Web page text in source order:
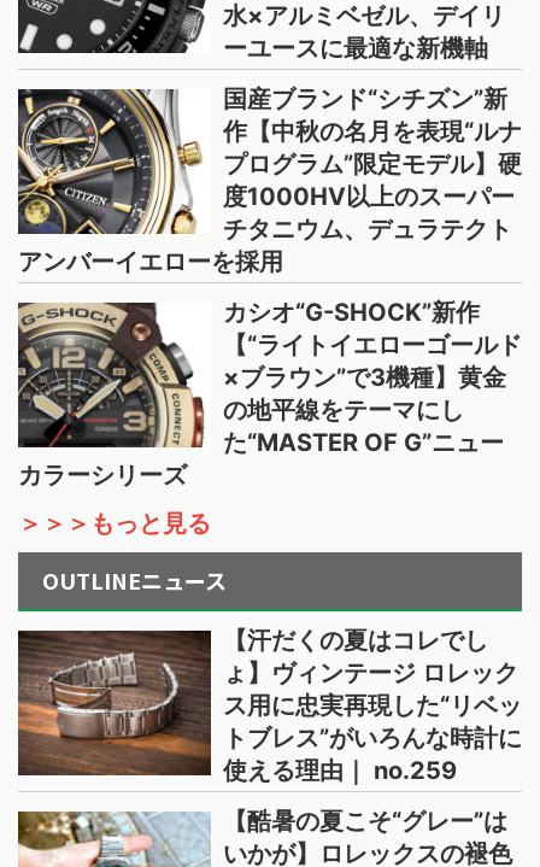
水×アルミベゼル、デイリ
ーユースに最適な新機軸
国産ブランド“シチズン”新
作【中秋の名月を表現“ルナ
プログラム”限定モデル】硬
度1000HV以上のスーパー
チタニウム、デュラテクト
アンバーイエローを採用
カシオ“G-SHOCK”新作
【“ライトイエローゴールド
×ブラウン”で3機種】黄金
の地平線をテーマにし
た“MASTER OF G”ニュー
カラーシリーズ
＞＞＞もっと見る
OUTLINEニュース
【汗だくの夏はコレでし
ょ】ヴィンテージ ロレック
ス用に忠実再現した“リベッ
トブレス”がいろんな時計に
使える理由｜ no.259
【酷暑の夏こそ“グレー”は
いかが】ロレックスの褪色